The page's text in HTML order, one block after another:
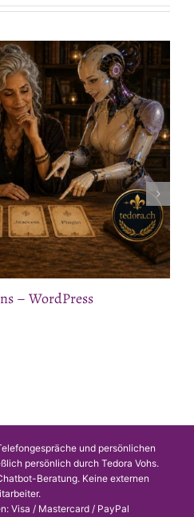
– WordPress
und persönlichen
persönlich durch Tedora Vohs.
Beratung. Keine externen
Visa / Mastercard / PayPal